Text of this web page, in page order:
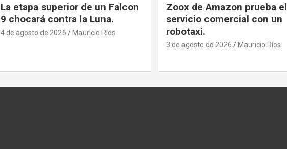
La etapa superior de un Falcon
9 chocará contra la Luna.
4 de agosto de 2026 Mauricio Ríos
Zoox de Amazon prueba el
servicio comercial con un
robotaxi.
3 de agosto de 2026 Mauricio Ríos